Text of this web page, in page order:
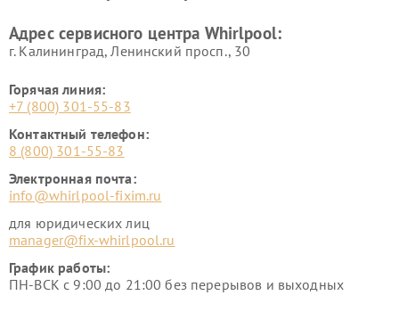
Адрес сервисного центра Whirlpool:
г. Калининград, Ленинский просп., 30
Горячая линия:
+7 (800) 301-55-83
Контактный телефон:
8 (800) 301-55-83
Электронная почта:
info@whirlpool-fixim.ru
для юридических лиц
manager@fix-whirlpool.ru
График работы:
ПН-ВСК с 9:00 до 21:00 без перерывов и выходных